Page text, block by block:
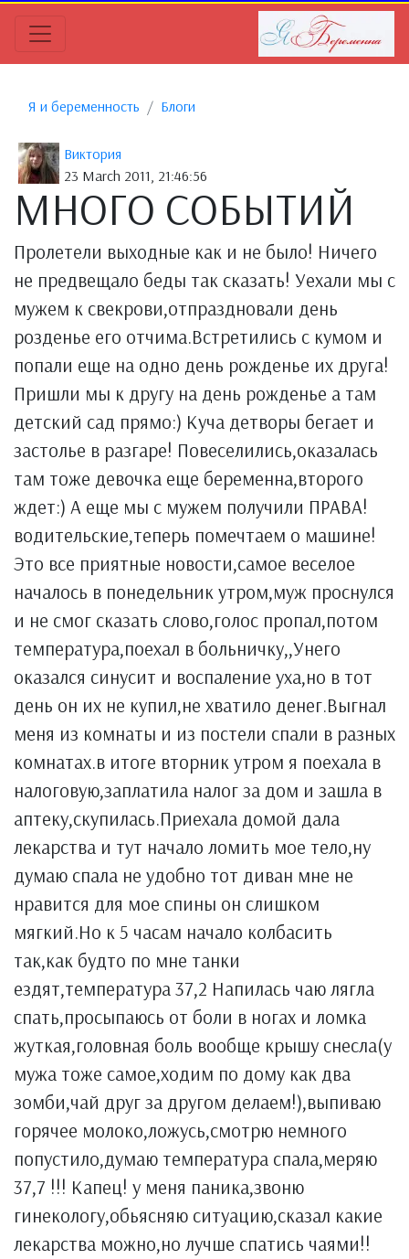
Я и беременность Блоги
Виктория
23 March 2011, 21:46:56
МНОГО СОБЫТИЙ
Пролетели выходные как и не было! Ничего
не предвещало беды так сказать! Уехали мы с
мужем к свекрови,отпраздновали день
розденье его отчима.Встретились с кумом и
попали еще на одно день рожденье их друга!
Пришли мы к другу на день рожденье а там
детский сад прямо:) Куча детворы бегает и
застолье в разгаре! Повеселились,оказалась
там тоже девочка еще беременна,второго
ждет:) А еще мы с мужем получили ПРАВА!
водительские,теперь помечтаем о машине!
Это все приятные новости,самое веселое
началось в понедельник утром,муж проснулся
и не смог сказать слово,голос пропал,потом
температура,поехал в больничку,,Унего
оказался синусит и воспаление уха,но в тот
день он их не купил,не хватило денег.Выгнал
меня из комнаты и из постели спали в разных
комнатах.в итоге вторник утром я поехала в
налоговую,заплатила налог за дом и зашла в
аптеку,скупилась.Приехала домой дала
лекарства и тут начало ломить мое тело,ну
думаю спала не удобно тот диван мне не
нравится для мое спины он слишком
мягкий.Но к 5 часам начало колбасить
так,как будто по мне танки
ездят,температура 37,2 Напилась чаю лягла
спать,просыпаюсь от боли в ногах и ломка
жуткая,головная боль вообще крышу снесла(у
мужа тоже самое,ходим по дому как два
зомби,чай друг за другом делаем!),выпиваю
горячее молоко,ложусь,смотрю немного
попустило,думаю температура спала,меряю
37,7 !!! Капец! у меня паника,звоню
гинекологу,обьясняю ситуацию,сказал какие
лекарства можно,но лучше спатись чаями!!